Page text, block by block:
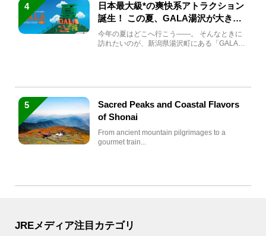
4
日本最大級*の爽快系アトラクション
誕生！ この夏、GALA湯沢が大きく
生まれ変わる
今年の夏はどこへ行こう――。 そんなときに
訪れたいのが、新潟県湯沢町にある「GALA湯
5
Sacred Peaks and Coastal Flavors
of Shonai
From ancient mountain pilgrimages to a
gourmet train...
JREメディア注目カテゴリ